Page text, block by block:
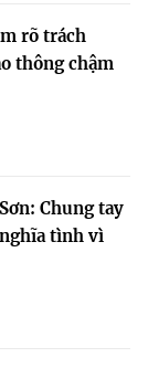
rõ trách
thông chậm
Chung tay
tình vì